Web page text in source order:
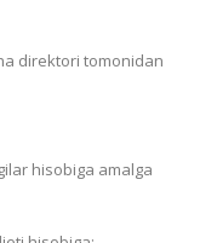
direktori tomonidan
hisobiga amalga